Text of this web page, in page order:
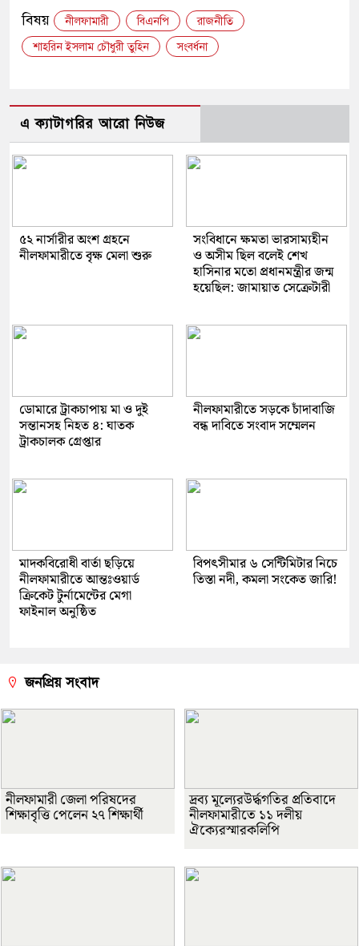
বিষয় নীলফামারী বিএনপি
রাজনীতি
শাহরিন ইসলাম চৌধুরী তুহিন
সংবর্ধনা
এ ক্যাটাগরির আরো নিউজ
৫২ নার্সারীর অংশ গ্রহনে
নীলফামারীতে বৃক্ষ মেলা শুরু
সংবিধানে ক্ষমতা ভারসাম্যহীন
ও অসীম ছিল বলেই শেখ
হাসিনার মতো প্রধানমন্ত্রীর জন্ম
হয়েছিল: জামায়াত সেক্রেটারী
ডোমারে ট্রাকচাপায় মা ও দুই
সন্তানসহ নিহত ৪: ঘাতক
ট্রাকচালক গ্রেপ্তার
নীলফামারীতে সড়কে চাঁদাবাজি
বন্ধ দাবিতে সংবাদ সম্মেলন
মাদকবিরোধী বার্তা ছড়িয়ে
নীলফামারীতে আন্তঃওয়ার্ড
ক্রিকেট টুর্নামেন্টের মেগা
ফাইনাল অনুষ্ঠিত
বিপৎসীমার ৬ সেন্টিমিটার নিচে
তিস্তা নদী, কমলা সংকেত জারি!
জনপ্রিয় সংবাদ
নীলফামারী জেলা পরিষদের
শিক্ষাবৃত্তি পেলেন ২৭ শিক্ষার্থী
দ্রব্য মূল্যেরউর্দ্ধগতির প্রতিবাদে
নীলফামারীতে ১১ দলীয়
ঐক্যেরস্মারকলিপি